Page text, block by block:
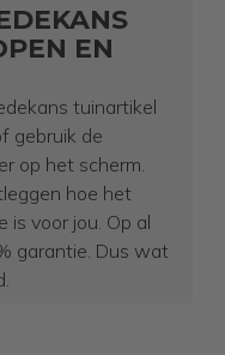
EN
tuinartikel
gebruik de
op het scherm.
hoe het
voor jou. Op al
garantie. Dus wat